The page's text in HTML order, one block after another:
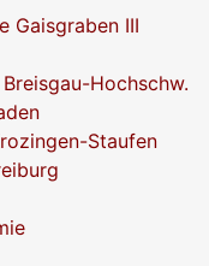
Gaisgraben III
Hochschw.
Staufen